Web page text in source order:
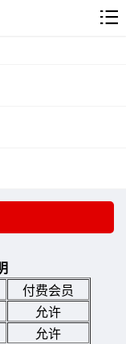
付费会员
允许
允许